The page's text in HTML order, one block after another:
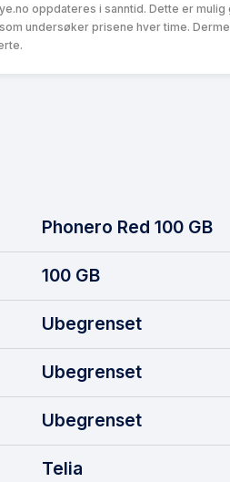
oppdateres i sanntid. Dette er
undersøker prisene hver time.
Phonero Red 100 GB
100 GB
Ubegrenset
Ubegrenset
Ubegrenset
Telia